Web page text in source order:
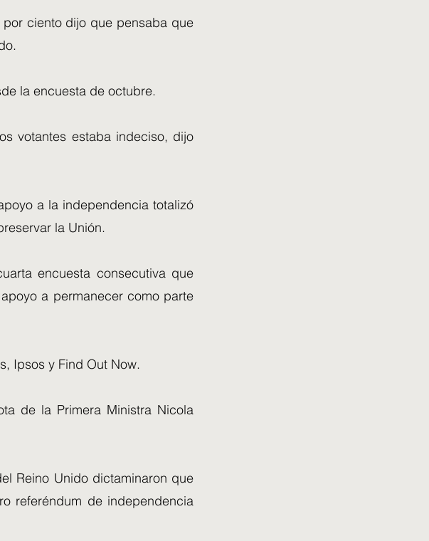
ciento dijo que pensaba que
la encuesta de octubre.
votantes estaba indeciso, dijo
a la independencia totalizó
la Unión.
encuesta consecutiva que
a permanecer como parte
Ipsos y Find Out Now.
de la Primera Ministra Nicola
Reino Unido dictaminaron que
referéndum de independencia